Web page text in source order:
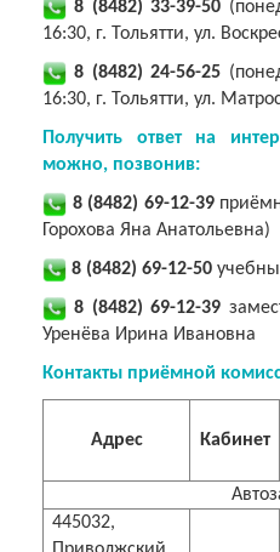
8 (8482) 33-39-50 (
16:30, г. Тольятти, ул.
8 (8482) 24-56-25
16:30, г. Тольятти, ул.
Получить ответ на
можно, позвонив:
8 (8482) 69-12-39
Горохова Яна Анатольевна)
8 (8482) 69-12-50
8 (8482) 69-12-39
Уренёва Ирина Ивановна
Контакты приёмной
Адрес Кабинет
445032,